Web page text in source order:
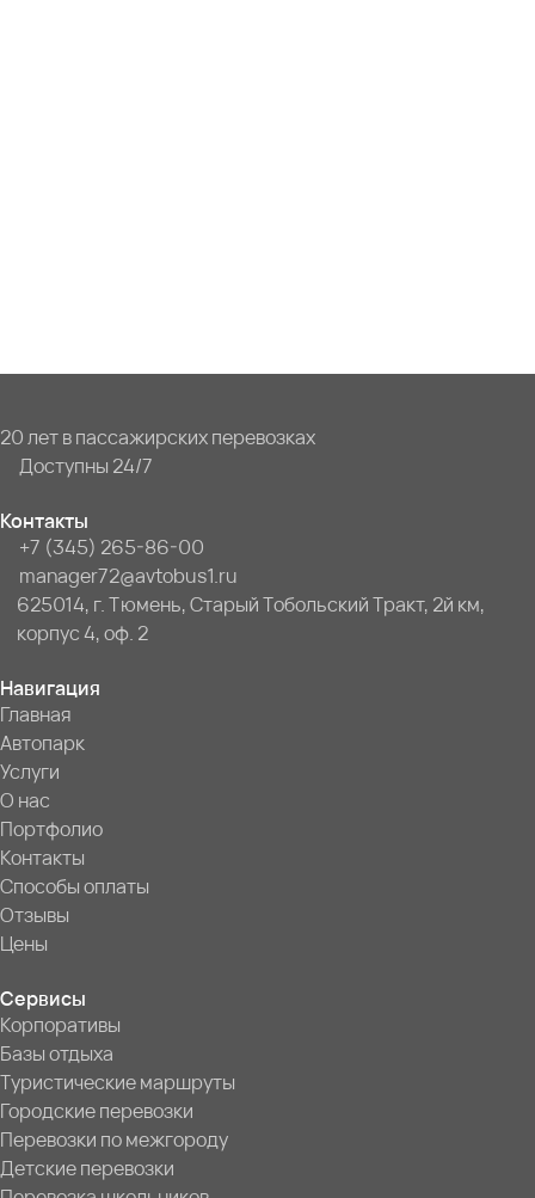
20 лет в пассажирских перевозках
Доступны 24/7
Контакты
+7 (345) 265-86-00
manager72@avtobus1.ru
625014, г. Тюмень, Старый Тобольский Тракт, 2й км,
корпус 4, оф. 2
Навигация
Главная
Автопарк
Услуги
О нас
Портфолио
Контакты
Способы оплаты
Отзывы
Цены
Сервисы
Корпоративы
Базы отдыха
Туристические маршруты
Городские перевозки
Перевозки по межгороду
Детские перевозки